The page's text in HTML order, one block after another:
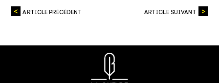
ARTICLE PRÉCÉDENT ARTICLE SUIVANT